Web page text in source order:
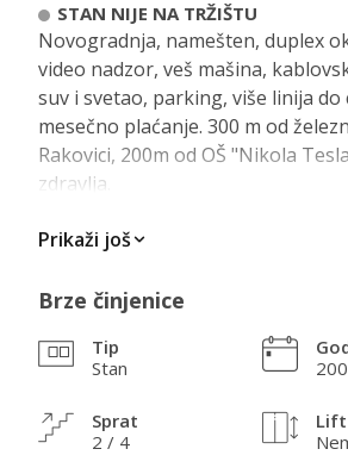
STAN NIJE NA TRŽIŠTU
Novogradnja, namešten, duplex
video nadzor, veš mašina,
suv i svetao, parking, više linija do
mesečno plaćanje. 300 m od
Rakovici, 200m od OŠ "Nikola
zdravlja.
Stan je na drugom spratu,
prema potrošnji samo kada se
Direktno se ulazi u dnevnu sobu a
kupatilo, spavaću sobu i terasu
prostorije su na oko 33m2)
Prikaži još
Brze činjenice
Tip
Stan
Sprat
2 / 4
Lift